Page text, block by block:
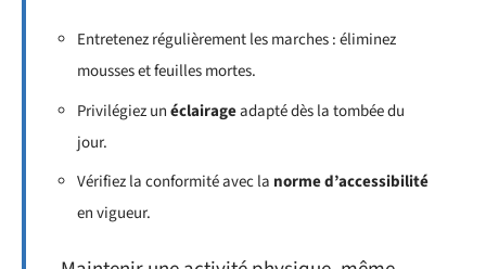
Entretenez régulièrement les marches : éliminez
mousses et feuilles mortes.
Privilégiez unéclairageadapté dès la tombée du
jour.
Vérifiez la conformité avec la norme d’accessibilité
en vigueur.